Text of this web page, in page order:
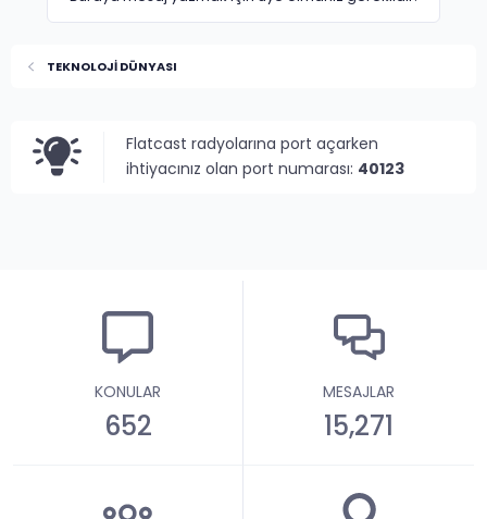
TEKNOLOJİ DÜNYASI
Flatcast radyolarına port açarken
ihtiyacınız olan port numarası: 40123
KONULAR
652
MESAJLAR
15,271